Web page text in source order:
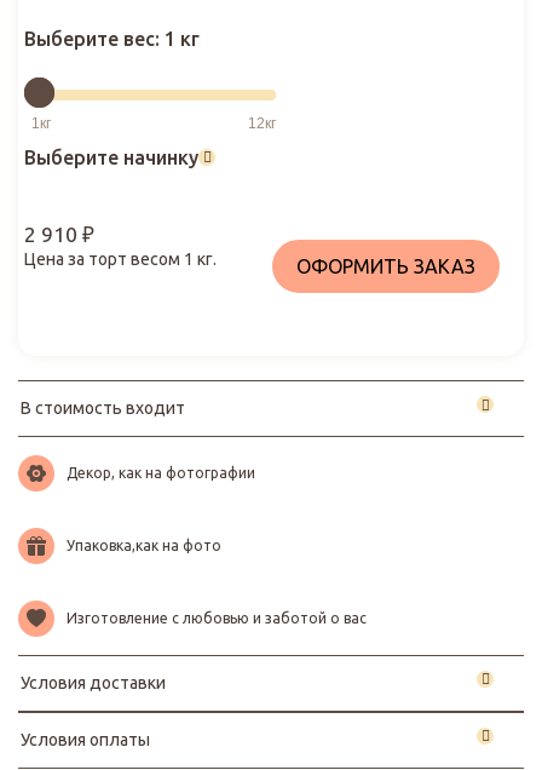
Выберите вес: 1 кг
Выберите начинку
2 910 ₽
Цена за торт весом 1 кг. ОФОРМИТЬ ЗАКАЗ
В стоимость входит
Декор, как на фотографии
Упаковка,как на фото
Изготовление с любовью и заботой о вас
Условия доставки
Условия оплаты